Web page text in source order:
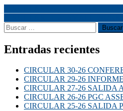
Entradas recientes
CIRCULAR 30-26
CIRCULAR 29-26
CIRCULAR 27-26 SALIDA
CIRCULAR 26-26 PGC
CIRCULAR 25-26 SALIDA